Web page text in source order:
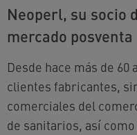
Neoperl, su socio
mercado posventa
Desde hace más de
clientes fabricantes,
comerciales del
de sanitarios, así